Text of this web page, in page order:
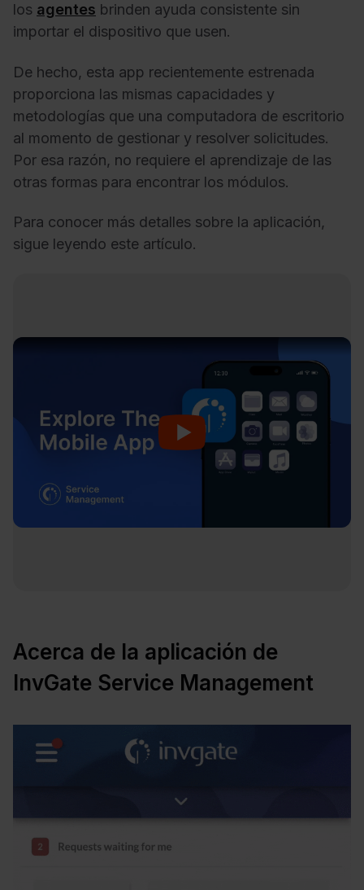
los agentes brinden ayuda consistente sin
importar el dispositivo que usen.
De hecho, esta app recientemente estrenada
proporciona las mismas capacidades y
metodologías que una computadora de escritorio
al momento de gestionar y resolver solicitudes.
Por esa razón, no requiere el aprendizaje de las
otras formas para encontrar los módulos.
Para conocer más detalles sobre la aplicación,
sigue leyendo este artículo.
Acerca de la aplicación de
InvGate Service Management